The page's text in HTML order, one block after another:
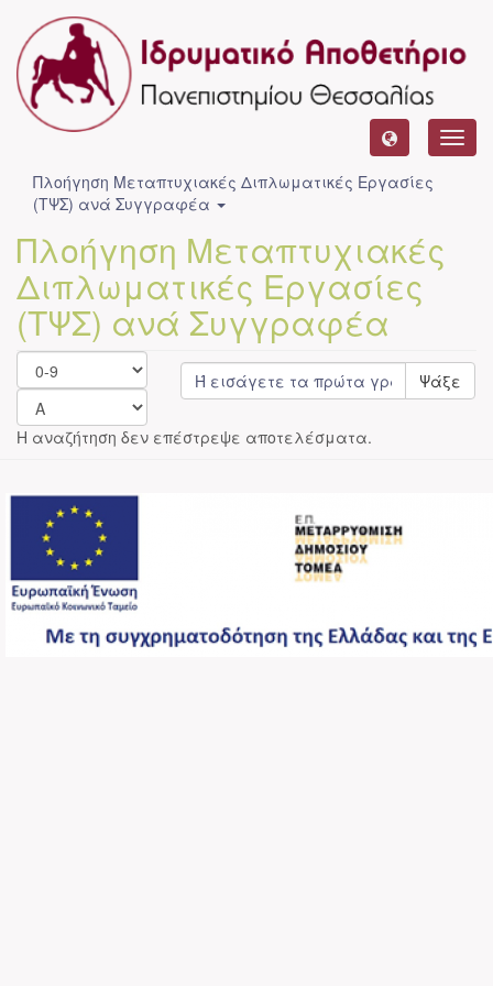
Πλοήγηση Μεταπτυχιακές Διπλωματικές Εργασίες
(ΤΨΣ) ανά Συγγραφέα
Πλοήγηση Μεταπτυχιακές
Διπλωματικές Εργασίες
(ΤΨΣ) ανά Συγγραφέα
Ψάξε
Η αναζήτηση δεν επέστρεψε αποτελέσματα.